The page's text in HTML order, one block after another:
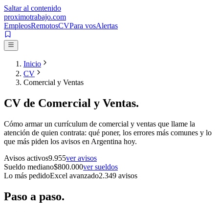
Saltar al contenido
proximotrabajo.com
EmpleosRemotosCVPara vosAlertas
Inicio
CV
Comercial y Ventas
CV de Comercial y Ventas.
Cómo armar un currículum de comercial y ventas que llame la
atención de quien contrata: qué poner, los errores más comunes y lo
que más piden los avisos en Argentina hoy.
Avisos activos9.955ver avisos
Sueldo mediano$800.000ver sueldos
Lo más pedidoExcel avanzado2.349 avisos
Paso a paso.